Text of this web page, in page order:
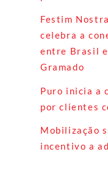
Festim
celebra a
entre Brasil
Gramado
Puro inicia a
por clientes
Mobilização
incentivo a